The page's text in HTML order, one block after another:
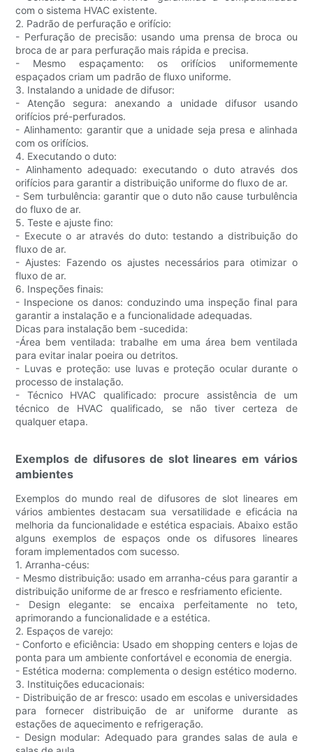
com o sistema HVAC existente.
2. Padrão de perfuração e orifício:
- Perfuração de precisão: usando uma prensa de broca ou
broca de ar para perfuração mais rápida e precisa.
- Mesmo espaçamento: os orifícios uniformemente
espaçados criam um padrão de fluxo uniforme.
3. Instalando a unidade de difusor:
- Atenção segura: anexando a unidade difusor usando
orifícios pré-perfurados.
- Alinhamento: garantir que a unidade seja presa e alinhada
com os orifícios.
4. Executando o duto:
- Alinhamento adequado: executando o duto através dos
orifícios para garantir a distribuição uniforme do fluxo de ar.
- Sem turbulência: garantir que o duto não cause turbulência
do fluxo de ar.
5. Teste e ajuste fino:
- Execute o ar através do duto: testando a distribuição do
fluxo de ar.
- Ajustes: Fazendo os ajustes necessários para otimizar o
fluxo de ar.
6. Inspeções finais:
- Inspecione os danos: conduzindo uma inspeção final para
garantir a instalação e a funcionalidade adequadas.
Dicas para instalação bem -sucedida:
-Área bem ventilada: trabalhe em uma área bem ventilada
para evitar inalar poeira ou detritos.
- Luvas e proteção: use luvas e proteção ocular durante o
processo de instalação.
- Técnico HVAC qualificado: procure assistência de um
técnico de HVAC qualificado, se não tiver certeza de
qualquer etapa.
Exemplos de difusores de slot lineares em vários
ambientes
Exemplos do mundo real de difusores de slot lineares em
vários ambientes destacam sua versatilidade e eficácia na
melhoria da funcionalidade e estética espaciais. Abaixo estão
alguns exemplos de espaços onde os difusores lineares
foram implementados com sucesso.
1. Arranha-céus:
- Mesmo distribuição: usado em arranha-céus para garantir a
distribuição uniforme de ar fresco e resfriamento eficiente.
- Design elegante: se encaixa perfeitamente no teto,
aprimorando a funcionalidade e a estética.
2. Espaços de varejo:
- Conforto e eficiência: Usado em shopping centers e lojas de
ponta para um ambiente confortável e economia de energia.
- Estética moderna: complementa o design estético moderno.
3. Instituições educacionais:
- Distribuição de ar fresco: usado em escolas e universidades
para fornecer distribuição de ar uniforme durante as
estações de aquecimento e refrigeração.
- Design modular: Adequado para grandes salas de aula e